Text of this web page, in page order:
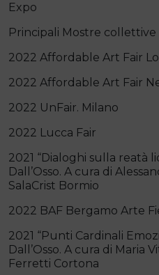
Expo
Principali Mostre collettive
2022 Affordable Art Fair
2022 Affordable Art Fair
2022 UnFair. Milano
2022 Lucca Fair
2021 “Dialoghi sulla reatà
Dall’Osso. A cura di
SalaCrist Bormio
2022 BAF Bergamo Arte
2021 “Punti Cardinali
Dall’Osso. A cura di Maria
Ferretti Cortona